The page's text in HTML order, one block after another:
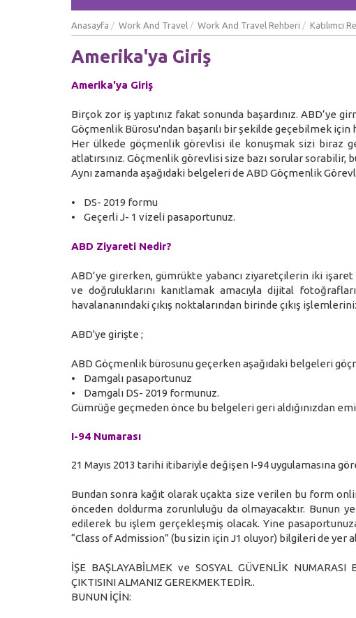
Anasayfa Work And Travel Work And Travel Rehberi Katılımcı
Amerika'ya Giriş
Amerika'ya Giriş
Birçok zor iş yaptınız fakat sonunda başardınız. ABD’ye
Göçmenlik Bürosu'ndan başarılı bir şekilde geçebilmek
Her ülkede göçmenlik görevlisi ile konuşmak sizi biraz
atlatırsınız. Göçmenlik görevlisi size bazı sorular
Aynı zamanda aşağıdaki belgeleri de ABD Göçmenlik
• DS- 2019 formu
• Geçerli J- 1 vizeli pasaportunuz.
ABD Ziyareti Nedir?
ABD’ye girerken, gümrükte yabancı ziyaretçilerin iki
ve doğruluklarını kanıtlamak amacıyla dijital
havalananındaki çıkış noktalarından birinde çıkış
ABD'ye girişte ;
ABD Göçmenlik bürosunu geçerken aşağıdaki belgeleri
• Damgalı pasaportunuz
• Damgalı DS- 2019 formunuz.
Gümrüğe geçmeden önce bu belgeleri geri aldığınızdan
I-94 Numarası
21 Mayıs 2013 tarihi itibariyle değişen I-94 uygulamasına
Bundan sonra kağıt olarak uçakta size verilen bu form
önceden doldurma zorunluluğu da olmayacaktır. Bunun
edilerek bu işlem gerçekleşmiş olacak. Yine
“Class of Admission” (bu sizin için J1 oluyor) bilgileri de yer
İŞE BAŞLAYABİLMEK ve SOSYAL GÜVENLİK
ÇIKTISINI ALMANIZ GEREKMEKTEDİR..
BUNUN İÇİN: